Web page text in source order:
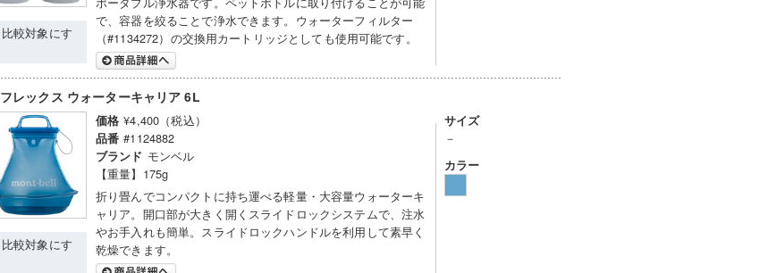
比較対象にす
で、容器を絞ることで浄水できます。ウォーターフィルター
（#1134272）の交換用カートリッジとしても使用可能です。
フレックス ウォーターキャリア 6L
比較対象にす
価格 ¥4,400（税込）
品番 #1124882
ブランド モンベル
【重量】175g
折り畳んでコンパクトに持ち運べる軽量・大容量ウォーターキ
ャリア。開口部が大きく開くスライドロックシステムで、注水
やお手入れも簡単。スライドロックハンドルを利用して素早く
乾燥できます。
サイズ
－
カラー